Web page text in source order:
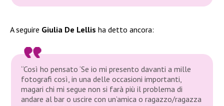
A seguire Giulia De Lellis ha detto ancora:
“Così ho pensato ‘Se io mi presento davanti a mille
fotografi così, in una delle occasioni importanti,
magari chi mi segue non si farà più il problema di
andare al bar o uscire con un’amica o ragazzo/ragazza